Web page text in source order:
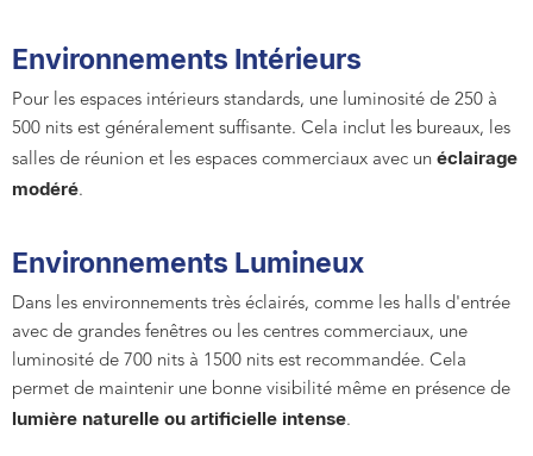
Environnements Intérieurs
Pour les espaces intérieurs standards, une luminosité de 250 à
500 nits est généralement suffisante. Cela inclut les bureaux, les
salles de réunion et les espaces commerciaux avec un éclairage
modéré.
Environnements Lumineux
Dans les environnements très éclairés, comme les halls d'entrée
avec de grandes fenêtres ou les centres commerciaux, une
luminosité de 700 nits à 1500 nits est recommandée. Cela
permet de maintenir une bonne visibilité même en présence de
lumière naturelle ou artificielle intense.